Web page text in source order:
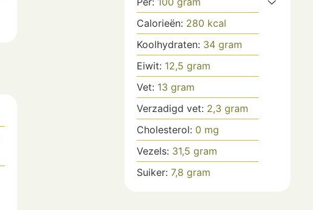
Calorieën: 280 kcal
Koolhydraten: 34 gram
Eiwit: 12,5 gram
Vet: 13 gram
Verzadigd vet: 2,3 gram
Cholesterol: 0 mg
Vezels: 31,5 gram
Suiker:7,8 gram